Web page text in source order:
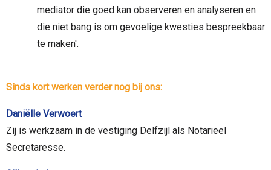
mediator die goed kan observeren en analyseren en
die niet bang is om gevoelige kwesties bespreekbaar
te maken'.
Sinds kort werken verder nog bij ons:
Daniëlle Verwoert
Zij is werkzaam in de vestiging Delfzijl als Notarieel
Secretaresse.